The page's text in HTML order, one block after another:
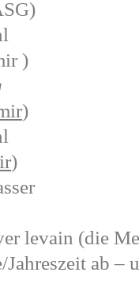
)
)
)
levain (die
Jahreszeit ab